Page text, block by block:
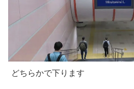
どちらかで下ります